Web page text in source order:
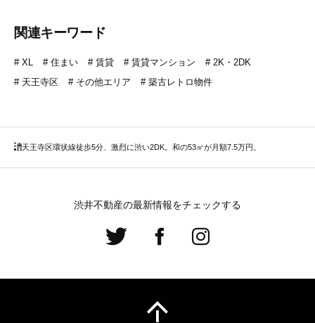
関連キーワード
XL 住まい 賃貸 賃貸マンション
2K・2DK
天王寺区
その他エリア 築古レトロ物件
環状線徒歩5分、激烈に渋い2DK。和の53㎡が月額7.5万円。
天王寺区
渋井不動産の最新情報をチェックする